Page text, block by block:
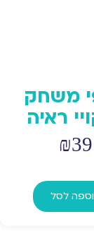
משחק
ראיה
₪39
לסל